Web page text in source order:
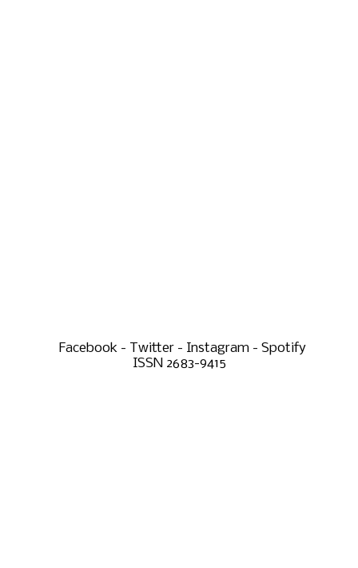
Facebook - Twitter - Instagram - Spotify
ISSN 2683-9415